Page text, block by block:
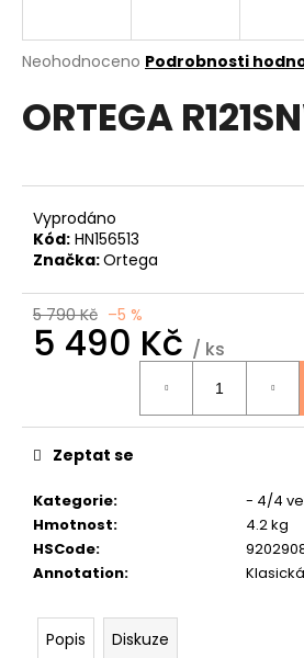
Průměrné
produktu
je
5
hvězdiček.
Neohodnoceno Podrobnosti
ORTEGA
Vyprodáno
Kód: HN156513
Značka:Ortega
5 790 Kč –5 %
5 490 Kč / ks
Kategorie:
- 4/4
Hmotnost:
4.2 kg
HSCode:
Annotation:
Zeptat se
Popis Diskuze
j
t
?
D
o
u
č
u
e